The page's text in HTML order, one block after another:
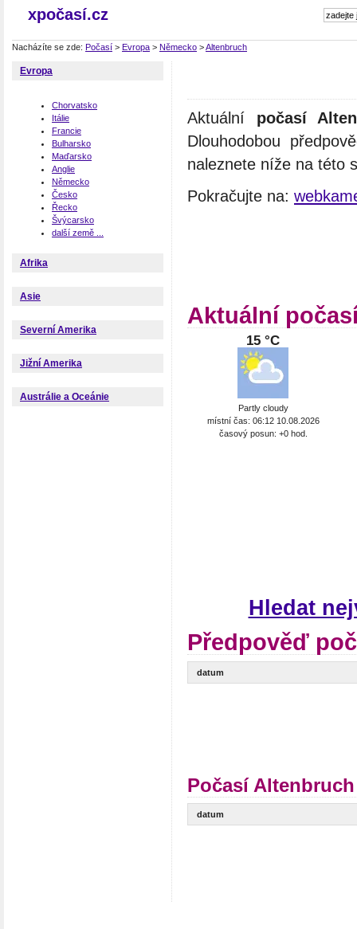
xpočasí.cz
Nacházíte se zde: Počasí > Evropa > Německo >Altenbruch
Evropa
Chorvatsko
Itálie
Francie
Bulharsko
Maďarsko
Anglie
Německo
Česko
Řecko
Švýcarsko
další země ...
Afrika
Asie
Severní Amerika
Jižní Amerika
Austrálie a Oceánie
Aktuální počasí
Dlouhodobou
naleznete níže na této
Pokračujte na:
Aktuální
15 °C
Partly cloudy
místní čas: 06:12 10.08.2026
časový posun: +0 hod.
Hledat
Předpověď
datum
Počasí
datum